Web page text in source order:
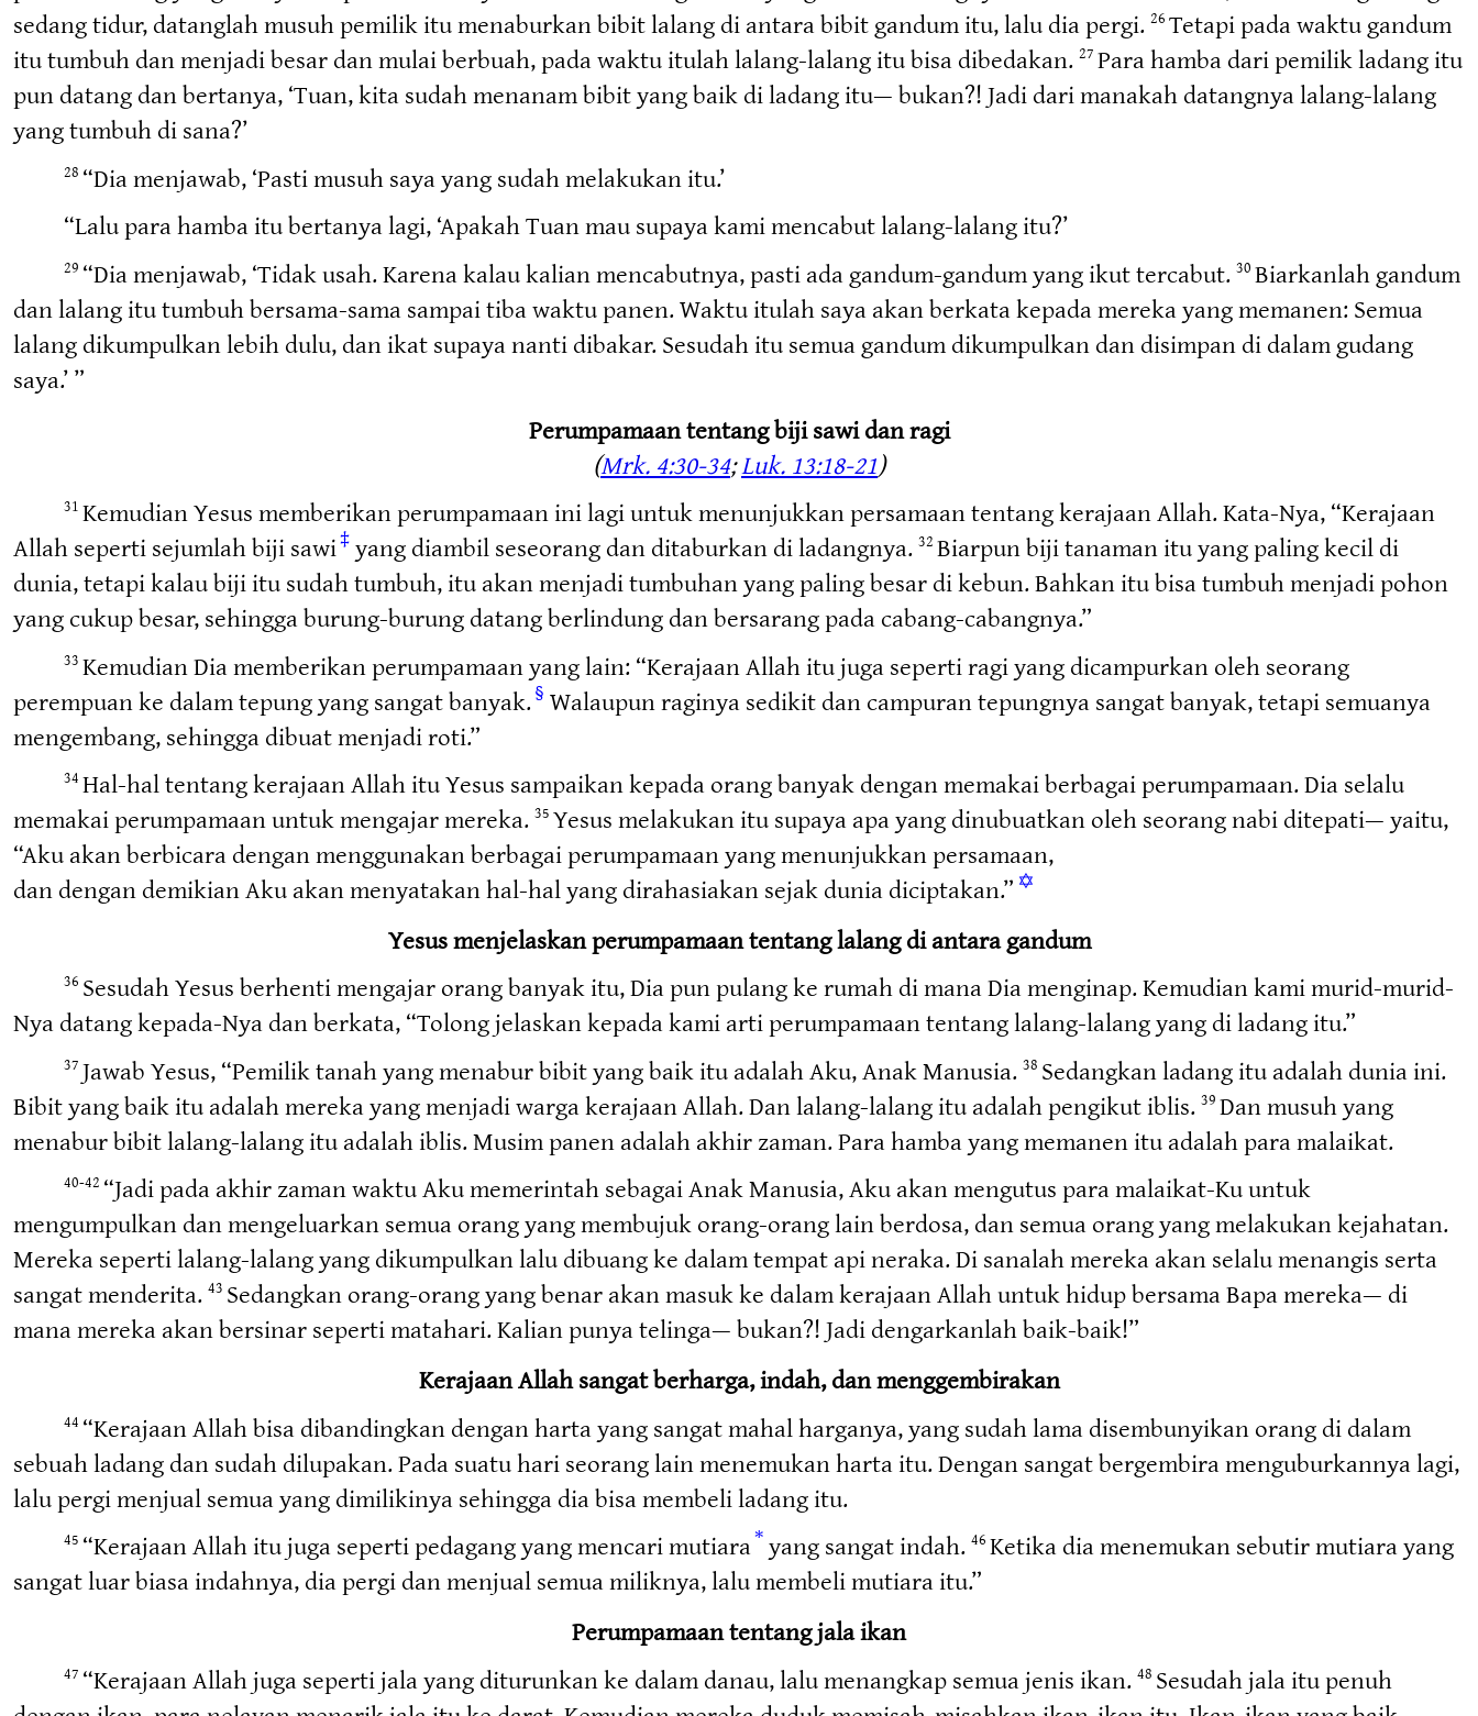
sedang tidur, datanglah musuh pemilik itu menaburkan bibit lalang di antara bibit gandum itu, lalu dia pergi. 26 Tetapi pada waktu gandum
itu tumbuh dan menjadi besar dan mulai berbuah, pada waktu itulah lalang-lalang itu bisa dibedakan. 27 Para hamba dari pemilik ladang itu
pun datang dan bertanya, ‘Tuan, kita sudah menanam bibit yang baik di ladang itu— bukan?! Jadi dari manakah datangnya lalang-lalang
yang tumbuh di sana?’
28 “Dia menjawab, ‘Pasti musuh saya yang sudah melakukan itu.’
“Lalu para hamba itu bertanya lagi, ‘Apakah Tuan mau supaya kami mencabut lalang-lalang itu?’
29 “Dia menjawab, ‘Tidak usah. Karena kalau kalian mencabutnya, pasti ada gandum-gandum yang ikut tercabut. 30 Biarkanlah gandum
dan lalang itu tumbuh bersama-sama sampai tiba waktu panen. Waktu itulah saya akan berkata kepada mereka yang memanen: Semua
lalang dikumpulkan lebih dulu, dan ikat supaya nanti dibakar. Sesudah itu semua gandum dikumpulkan dan disimpan di dalam gudang
saya.’ ”
Perumpamaan tentang biji sawi dan ragi
(Mrk. 4:30-34;Luk. 13:18-21)
31 Kemudian Yesus memberikan perumpamaan ini lagi untuk menunjukkan persamaan tentang kerajaan Allah. Kata-Nya, “Kerajaan
Allah seperti sejumlah biji sawi‡yang diambil seseorang dan ditaburkan di ladangnya. 32 Biarpun biji tanaman itu yang paling kecil di
dunia, tetapi kalau biji itu sudah tumbuh, itu akan menjadi tumbuhan yang paling besar di kebun. Bahkan itu bisa tumbuh menjadi pohon
yang cukup besar, sehingga burung-burung datang berlindung dan bersarang pada cabang-cabangnya.”
33 Kemudian Dia memberikan perumpamaan yang lain: “Kerajaan Allah itu juga seperti ragi yang dicampurkan oleh seorang
perempuan ke dalam tepung yang sangat banyak.§ Walaupun raginya sedikit dan campuran tepungnya sangat banyak, tetapi semuanya
mengembang, sehingga dibuat menjadi roti.”
34 Hal-hal tentang kerajaan Allah itu Yesus sampaikan kepada orang banyak dengan memakai berbagai perumpamaan. Dia selalu
memakai perumpamaan untuk mengajar mereka. 35 Yesus melakukan itu supaya apa yang dinubuatkan oleh seorang nabi ditepati— yaitu,
“Aku akan berbicara dengan menggunakan berbagai perumpamaan yang menunjukkan persamaan,
dan dengan demikian Aku akan menyatakan hal-hal yang dirahasiakan sejak dunia diciptakan.” ✡
Yesus menjelaskan perumpamaan tentang lalang di antara gandum
36 Sesudah Yesus berhenti mengajar orang banyak itu, Dia pun pulang ke rumah di mana Dia menginap. Kemudian kami murid-murid-
Nya datang kepada-Nya dan berkata, “Tolong jelaskan kepada kami arti perumpamaan tentang lalang-lalang yang di ladang itu.”
37 Jawab Yesus, “Pemilik tanah yang menabur bibit yang baik itu adalah Aku, Anak Manusia. 38 Sedangkan ladang itu adalah dunia ini.
Bibit yang baik itu adalah mereka yang menjadi warga kerajaan Allah. Dan lalang-lalang itu adalah pengikut iblis. 39 Dan musuh yang
menabur bibit lalang-lalang itu adalah iblis. Musim panen adalah akhir zaman. Para hamba yang memanen itu adalah para malaikat.
40-42 “Jadi pada akhir zaman waktu Aku memerintah sebagai Anak Manusia, Aku akan mengutus para malaikat-Ku untuk
mengumpulkan dan mengeluarkan semua orang yang membujuk orang-orang lain berdosa, dan semua orang yang melakukan kejahatan.
Mereka seperti lalang-lalang yang dikumpulkan lalu dibuang ke dalam tempat api neraka. Di sanalah mereka akan selalu menangis serta
sangat menderita. 43 Sedangkan orang-orang yang benar akan masuk ke dalam kerajaan Allah untuk hidup bersama Bapa mereka— di
mana mereka akan bersinar seperti matahari. Kalian punya telinga— bukan?! Jadi dengarkanlah baik-baik!”
Kerajaan Allah sangat berharga, indah, dan menggembirakan
44 “Kerajaan Allah bisa dibandingkan dengan harta yang sangat mahal harganya, yang sudah lama disembunyikan orang di dalam
sebuah ladang dan sudah dilupakan. Pada suatu hari seorang lain menemukan harta itu. Dengan sangat bergembira menguburkannya lagi,
lalu pergi menjual semua yang dimilikinya sehingga dia bisa membeli ladang itu.
45 “Kerajaan Allah itu juga seperti pedagang yang mencari mutiara*yang sangat indah. 46 Ketika dia menemukan sebutir mutiara yang
sangat luar biasa indahnya, dia pergi dan menjual semua miliknya, lalu membeli mutiara itu.”
Perumpamaan tentang jala ikan
47 “Kerajaan Allah juga seperti jala yang diturunkan ke dalam danau, lalu menangkap semua jenis ikan. 48 Sesudah jala itu penuh